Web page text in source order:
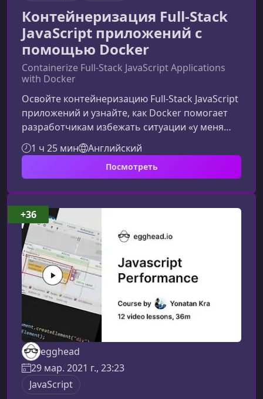
Контейнеризация Full-Stack
JavaScript приложений с
помощью Docker
Containerize Full-Stack JavaScript Applications
with Docker
Освойте контейнеризацию Full‑Stack JavaScript
приложений и узнайте, как Docker помогает
разработчикам избежать ситуации «у меня
работает», обеспечивая предсказуемость,
масштабируемость и стабильность окружений
на любой машине.Зачем JavaScript-
разработчику изучать DockerСовременная
веб‑разработка требует не только писать код,
но и уметь грамотно запускать приложения в
стандартизированных, воспроизводимых
средах. Docker решает эту задачу, изолир
1 ч 25 мин Английский
Посмотреть
egghead
29 мар. 2021 г., 23:23
JavaScript
+36